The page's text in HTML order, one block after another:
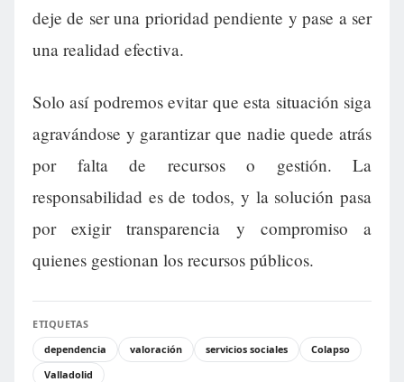
deje de ser una prioridad pendiente y pase a ser
una realidad efectiva.
Solo así podremos evitar que esta situación siga
agravándose y garantizar que nadie quede atrás
por falta de recursos o gestión. La
responsabilidad es de todos, y la solución pasa
por exigir transparencia y compromiso a
quienes gestionan los recursos públicos.
ETIQUETAS
dependencia
valoración servicios sociales
Colapso
Valladolid